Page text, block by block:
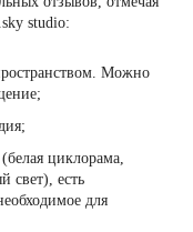
studio:
Можно
циклорама,
свет), есть
для